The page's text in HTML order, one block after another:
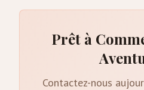
Prêt à
Contactez-nous